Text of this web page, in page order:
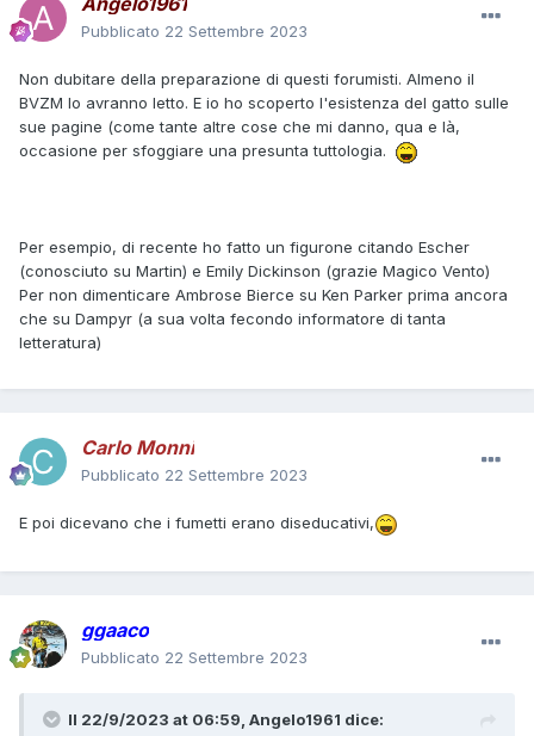
Pubblicato 22 Settembre 2023
Non dubitare della preparazione di questi forumisti. Almeno il
BVZM lo avranno letto. E io ho scoperto l'esistenza del gatto sulle
sue pagine (come tante altre cose che mi danno, qua e là,
occasione per sfoggiare una presunta tuttologia.
Per esempio, di recente ho fatto un figurone citando Escher
(conosciuto su Martin) e Emily Dickinson (grazie Magico Vento)
Per non dimenticare Ambrose Bierce su Ken Parker prima ancora
che su Dampyr (a sua volta fecondo informatore di tanta
letteratura)
Carlo Monni
Pubblicato 22 Settembre 2023
E poi dicevano che i fumetti erano diseducativi,
ggaaco
Pubblicato 22 Settembre 2023
Il 22/9/2023 at 06:59, Angelo1961 dice: